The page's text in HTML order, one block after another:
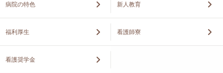
病院の特色 新人教育
福利厚生 看護師寮
看護奨学金